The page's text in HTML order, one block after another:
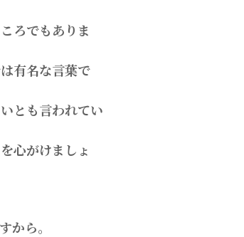
ろでもありま
有名な言葉で
とも言われてい
心がけましょ
から。